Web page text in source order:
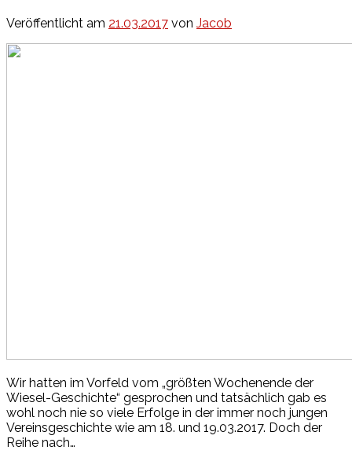
Veröffentlicht am 21.03.2017 von Jacob
Wir hatten im Vorfeld vom „größten Wochenende der
Wiesel-Geschichte“ gesprochen und tatsächlich gab es
wohl noch nie so viele Erfolge in der immer noch jungen
Vereinsgeschichte wie am 18. und 19.03.2017. Doch der
Reihe nach…